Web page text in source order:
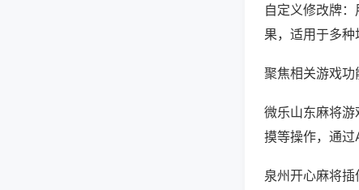
自定义修改牌
果，适用于多种
聚焦相关游戏功
微乐山东麻将
摸等操作，通过
泉州开心麻将插